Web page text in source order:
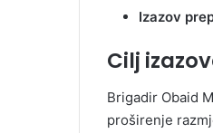
Izazov
Cilj
Brigadir Obaid
proširenje